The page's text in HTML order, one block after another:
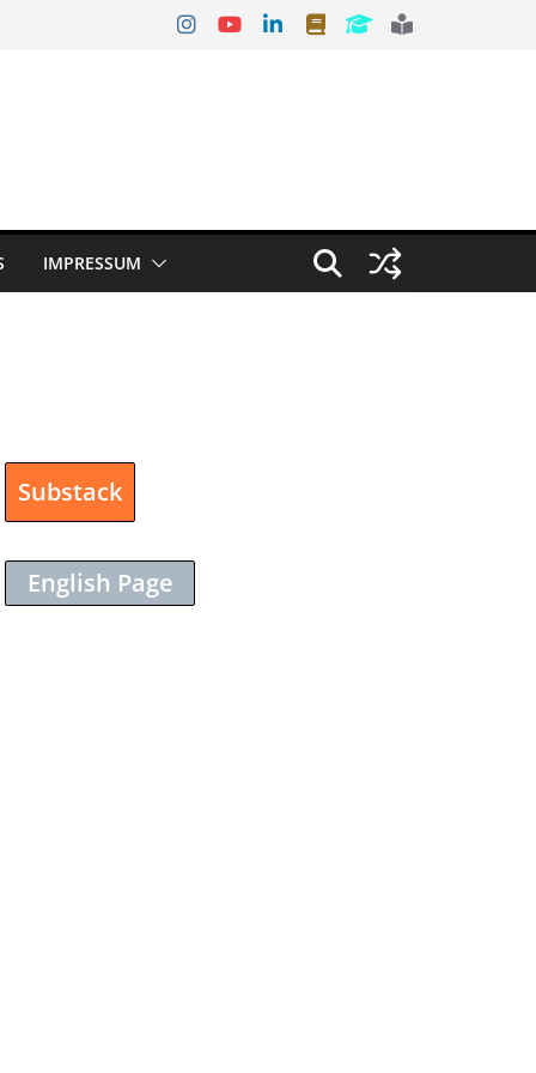
IMPRESSUM
Substack
English Page